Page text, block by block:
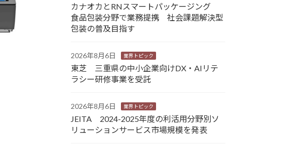
カナオカとRNスマートパッケージング
食品包装分野で業務提携 社会課題解決型
包装の普及目指す
2026年8月6日 業界トピック
東芝 三重県の中小企業向けDX・AIリテ
ラシー研修事業を受託
2026年8月6日 業界トピック
JEITA 2024-2025年度の利活用分野別ソ
リューションサービス市場規模を発表